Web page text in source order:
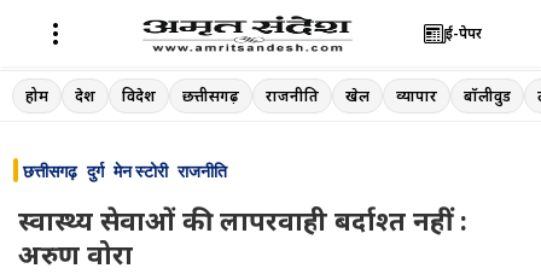
Skip
to
ई-पेपर
होम देश विदेश छत्तीसगढ़ राजनीति खेल व्यापार बॉलीवुड
छत्तीसगढ़ दुर्ग मेन स्टोरी राजनीति
स्वास्थ्य सेवाओं की लापरवाही बर्दाश्त नहीं :
अरुण वोरा